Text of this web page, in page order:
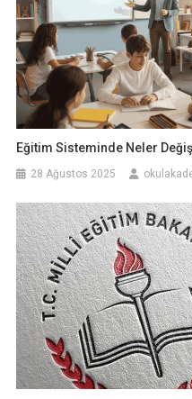
Eğitim Sisteminde Neler
28 Ağustos 2025